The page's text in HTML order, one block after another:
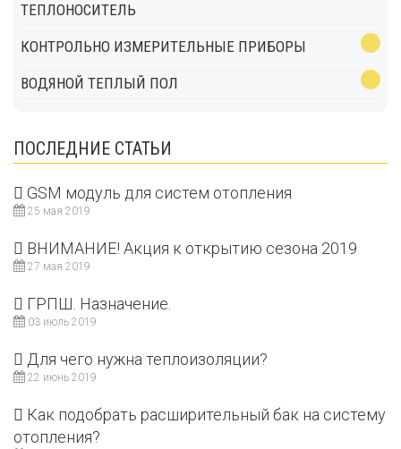
ТЕПЛОНОСИТЕЛЬ
КОНТРОЛЬНО ИЗМЕРИТЕЛЬНЫЕ ПРИБОРЫ
ВОДЯНОЙ ТЕПЛЫЙ ПОЛ
ПОСЛЕДНИЕ СТАТЬИ
GSM модуль для систем отопления
25 мая 2019
ВНИМАНИЕ! Акция к открытию сезона 2019
27 мая 2019
ГРПШ. Назначение.
03 июль 2019
Для чего нужна теплоизоляции?
22 июнь 2019
Как подобрать расширительный бак на систему
отопления?